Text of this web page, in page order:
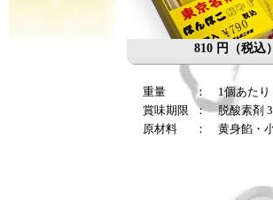
810 円（税込
重量
： 1個あたり
賞味期限
： 脱酸素剤
原材料
： 黄身餡・